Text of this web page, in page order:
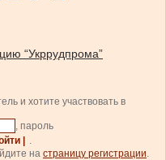
“Укррудпрома”
и хотите участвовать в
, пароль
|
на страницу регистрации